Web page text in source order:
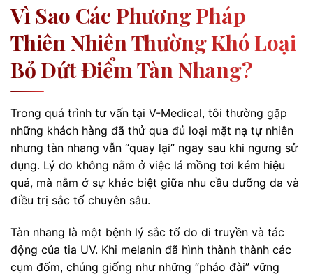
Vì Sao Các Phương Pháp
Thiên Nhiên Thường Khó Loại
Bỏ Dứt Điểm Tàn Nhang?
Trong quá trình tư vấn tại V-Medical, tôi thường gặp
những khách hàng đã thử qua đủ loại mặt nạ tự nhiên
nhưng tàn nhang vẫn “quay lại” ngay sau khi ngưng sử
dụng. Lý do không nằm ở việc lá mồng tơi kém hiệu
quả, mà nằm ở sự khác biệt giữa nhu cầu dưỡng da và
điều trị sắc tố chuyên sâu.
Tàn nhang là một bệnh lý sắc tố do di truyền và tác
động của tia UV. Khi melanin đã hình thành thành các
cụm đốm, chúng giống như những “pháo đài” vững